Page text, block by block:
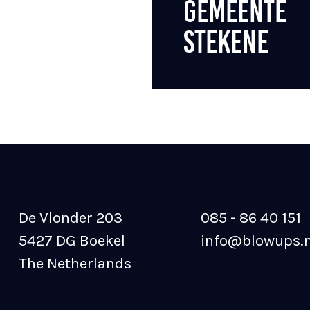
GEMEENTE
STEKENE
De Vlonder 203
5427 DG Boekel
The Netherlands
085 - 86 40 151